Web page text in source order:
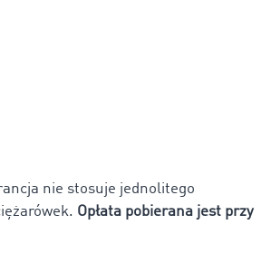
nie stosuje jednolitego
Opłata pobierana jest przy